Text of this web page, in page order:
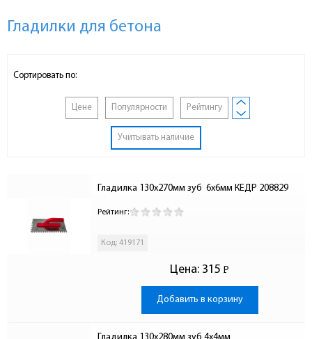
Гладилки для бетона
Сортировать по:
Цене Популярности Рейтингу
Учитывать наличие
Гладилка 130х270мм зуб  6х6мм КЕДР 208829
Рейтинг:
Код: 419171
Цена: 315 Р
-
Добавить в корзину